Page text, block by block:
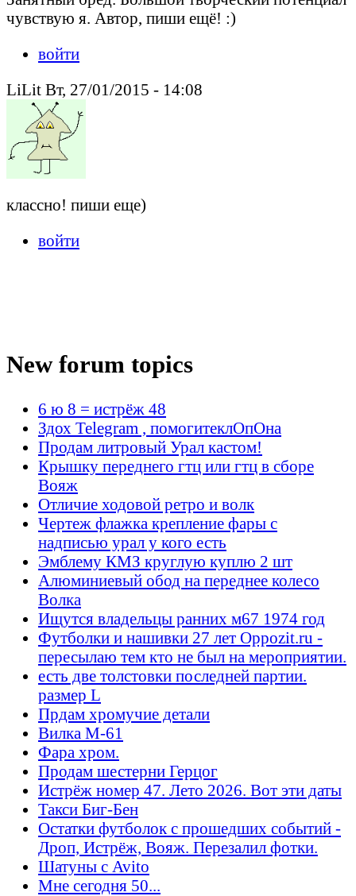
чувствую я. Автор, пиши ещё! :)
войти
LiLit Вт, 27/01/2015 - 14:08
классно! пиши еще)
войти
New forum topics
6 ю 8 = истрёж 48
Здох Telegram , помогитеклОпОна
Продам литровый Урал кастом!
Крышку переднего гтц или гтц в сборе
Вояж
Отличие ходовой ретро и волк
Чертеж флажка крепление фары с
надписью урал у кого есть
Эмблему КМЗ круглую куплю 2 шт
Алюминиевый обод на переднее колесо
Волка
Ищутся владельцы ранних м67 1974 год
Футболки и нашивки 27 лет Oppozit.ru -
пересылаю тем кто не был на мероприятии.
есть две толстовки последней партии.
размер L
Прдам хромучие детали
Вилка М-61
Фара хром.
Продам шестерни Герцог
Истрёж номер 47. Лето 2026. Вот эти даты
Такси Биг-Бен
Остатки футболок с прошедших событий -
Дроп, Истрёж, Вояж. Перезалил фотки.
Шатуны с Avito
Мне сегодня 50...